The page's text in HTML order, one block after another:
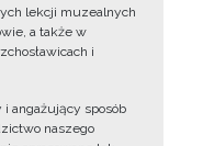
lekcji muzealnych
a także w
i
i angażujący sposób
naszego